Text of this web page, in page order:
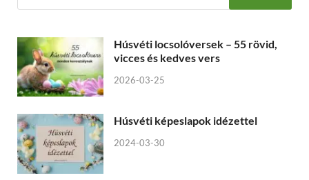
Húsvéti locsolóversek – 55 rövid,
vicces és kedves vers
2026-03-25
Húsvéti képeslapok idézettel
2024-03-30